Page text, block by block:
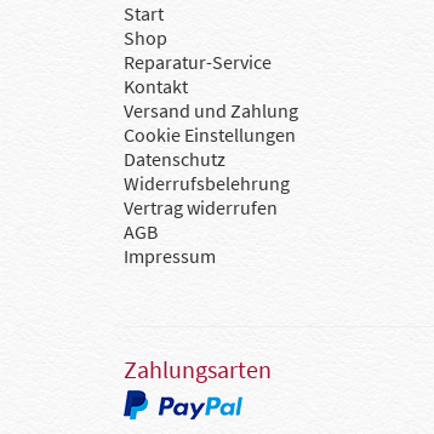
Start
Shop
Reparatur-Service
Kontakt
Versand und Zahlung
Cookie Einstellungen
Datenschutz
Widerrufsbelehrung
Vertrag widerrufen
AGB
Impressum
Zahlungsarten